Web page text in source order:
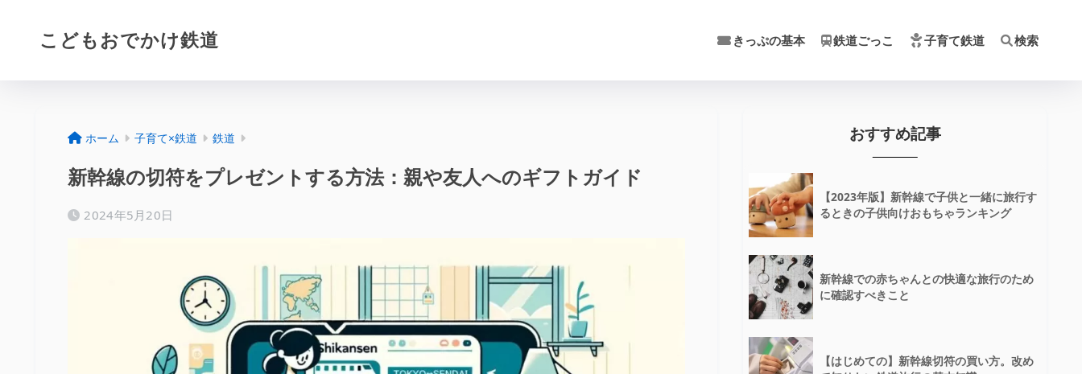
こどもおでかけ鉄道 きっぷの基本 鉄道ごっこ 子育て鉄道 検索
ホーム 子育て×鉄道 鉄道
新幹線の切符をプレゼントする方法：親や友人へのギフトガイド
2024年5月20日
おすすめ記事
【2023年版】新幹線で子供と一緒に旅行す
るときの子供向けおもちゃランキング
新幹線での赤ちゃんとの快適な旅行のため
に確認すべきこと
【はじめての】新幹線切符の買い方。改め